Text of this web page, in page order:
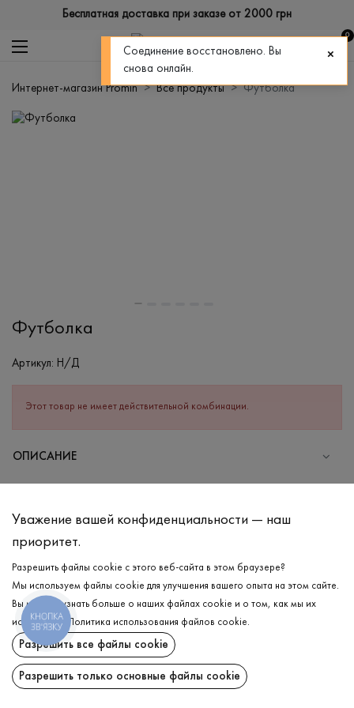
Бесплатная доставка при заказе от 2000 грн
0
Интернет-магазин Promin Все продукты Футболка
Футболка
Артикул: Н/Д
Этот товар не имеет действительной комбинации.
ОПИСАНИЕ
имеет актуальный фасон сезона — круглый вырез и рукава
украшены белым кантом по краю изделия, что придаёт
особенность и структурированность. В составе — дышащий
хлопок, который обеспечивает ощущение комфорта даже в
самые жаркие дни. Идеальная база с нотками актуального
кроя может стать неотъемлемой частью вашего гардероба,
вдохновляющей каждый день!
СОСТАВ
Хлопок - 100%
ДОСТАВКА
ВОЗВРАТ
Уважение вашей конфиденциальности — наш
приоритет.
Разрешить файлы cookie с этого веб-сайта в этом браузере?
Мы используем файлы cookie для улучшения вашего опыта на этом сайте.
Вы можете узнать больше о наших файлах cookie и о том, как мы их
используем.
Политика использования файлов cookie.
Разрешить все файлы cookie
Разрешить только основные файлы cookie
КНОПКА
ЗВ'ЯЗКУ
Соединение восстановлено. Вы
снова онлайн.